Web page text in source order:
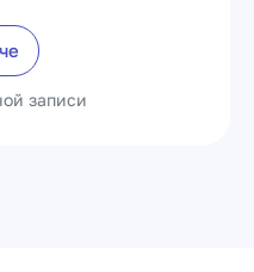
записи